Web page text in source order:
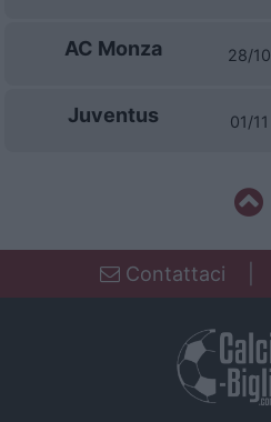
AC Monza 28/10
Juventus 01/11
Contattaci